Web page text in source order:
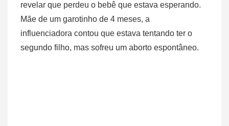
revelar que perdeu o bebê que estava esperando.
Mãe de um garotinho de 4 meses, a
influenciadora contou que estava tentando ter o
segundo filho, mas sofreu um aborto espontâneo.